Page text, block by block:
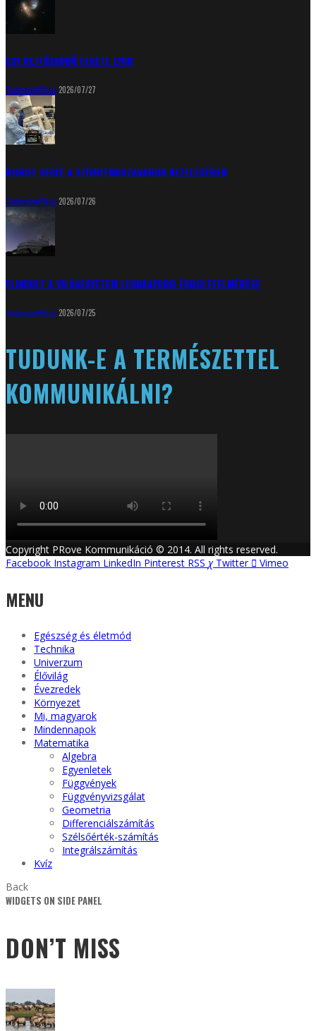
EGY REJTŐZKÖDŐ FEKETE LYUK
TudományPláza 2026/07/27
ROBOT SEGÍT A SZÍVRITMUSZAVAROK KEZELÉSÉBEN
TudományPláza 2026/07/26
ELINDULT A VILÁGEGYETEM LEGNAGYOBB ÉGBOLTFELMÉRÉSE
TudományPláza 2026/07/25
TUDUNK-E A TERMÉSZETTEL
KOMMUNIKÁLNI?
Copyright PRove Kommunikáció © 2014. All rights reserved.
Facebook Instagram LinkedIn Pinterest RSS Twitter Vimeo
MENU
Egészség és életmód
Technika
Univerzum
Élővilág
Évezredek
Környezet
Mi, magyarok
Mindennapok
Matematika
Algebra
Egyenletek
Függvények
Függvényvizsgálat
Geometria
Differenciálszámítás
Szélsőérték-számítás
Integrálszámítás
Kvíz
Back
WIDGETS ON SIDE PANEL
DON’T MISS